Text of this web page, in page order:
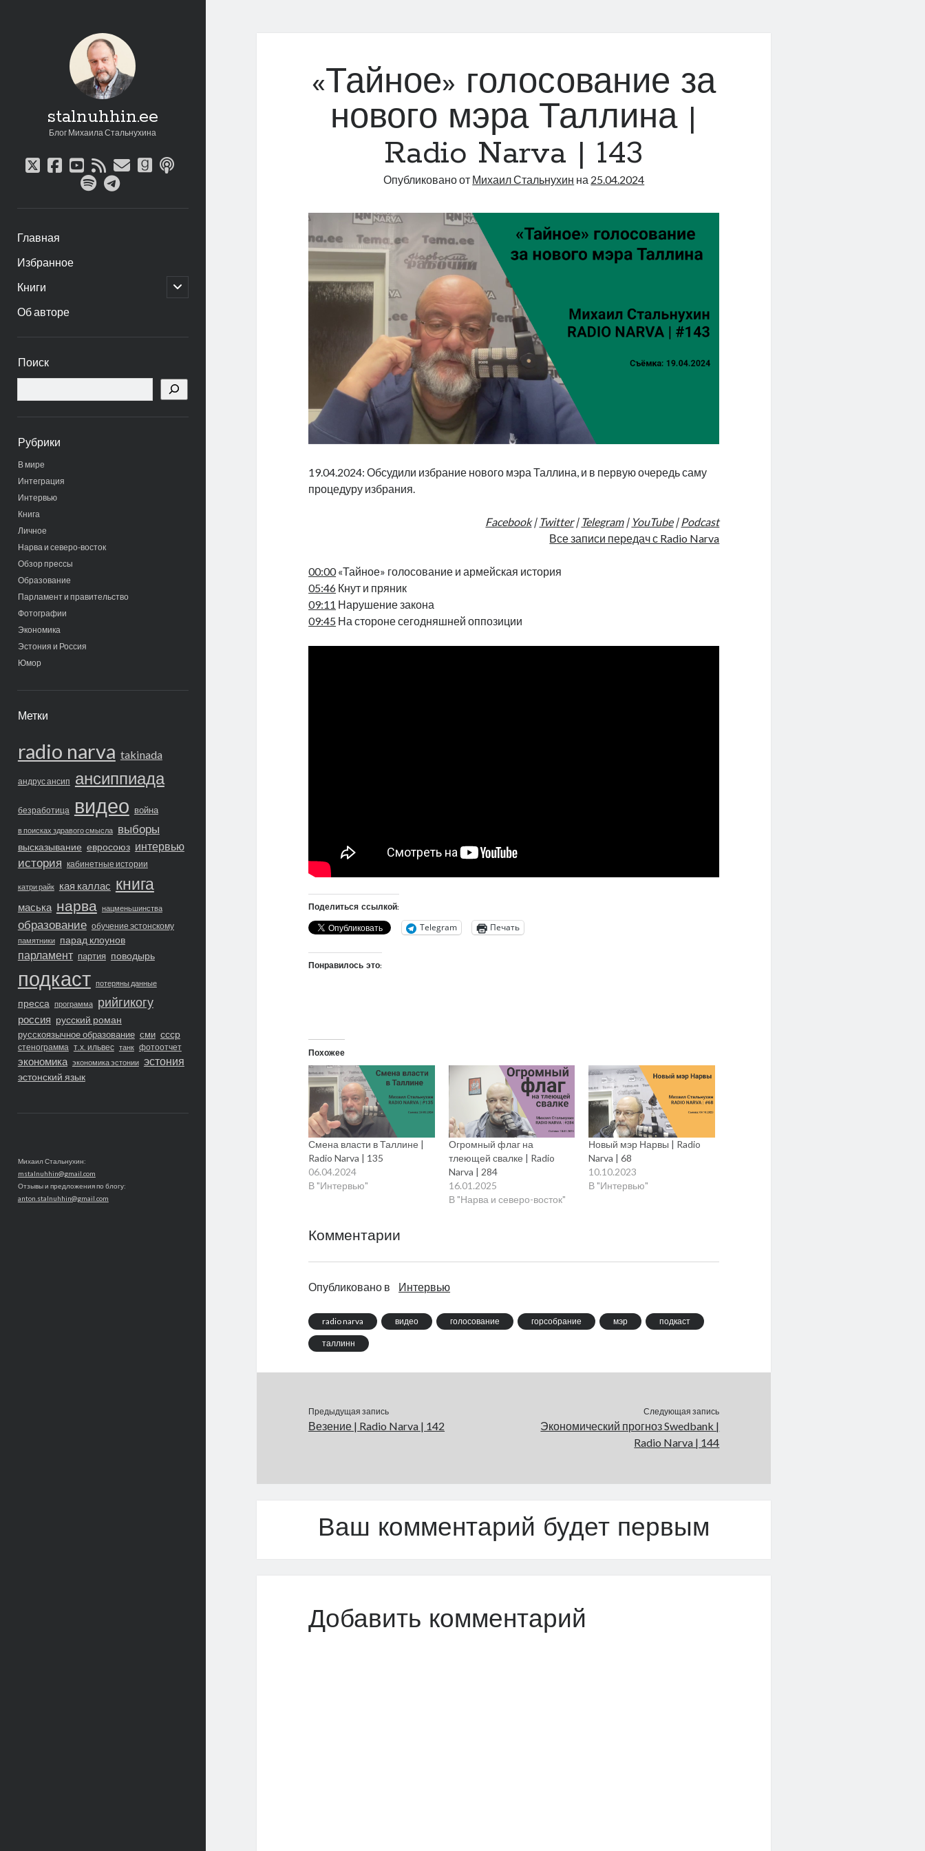
stalnuhhin.ee
Блог Михаила Стальнухина
twitter
facebook
youtube
rssemailgoodreads
podcast
spotifytelegram
Главная
Избранное
Книги
открыть
дочернее
Об авторе
панель
Поиск
Рубрики
В мире
Интеграция
Интервью
Книга
Личное
Нарва и северо-восток
Обзор прессы
Образование
Парламент и правительство
Фотографии
Экономика
Эстония и Россия
Юмор
Метки
radio narva takinada
андрус ансип ансиппиада
безработица видео война
в поисках здравого смысла выборы
высказывание евросоюз интервью
история кабинетные истории
катри райк кая каллас книга
маська нарва нацменьшинства
образование обучение эстонскому
памятники парад клоунов
парламент партия поводырь
подкаст потеряны данные
пресса программа рийгикогу
россия русский роман
русскоязычное образование сми ссср
стенограмма т.х. ильвес танк фотоотчет
экономика экономика эстонии эстония
эстонский язык
Михаил Стальнухин:
mstalnuhhin@gmail.com
Отзывы и предложения по блогу:
anton.stalnuhhin@gmail.com
«Тайное» голосование за
нового мэра Таллина |
Radio Narva | 143
Опубликовано от Михаил Стальнухин на 25.04.2024
19.04.2024: Обсудили избрание нового мэра Таллина, и в первую очередь саму
процедуру избрания.
Facebook| Twitter| Telegram| YouTube| Podcast
Все записи передач с Radio Narva
00:00«Тайное» голосование и армейская история
05:46 Кнут и пряник
09:11 Нарушение закона
09:45 На стороне сегодняшней оппозиции
Поделиться ссылкой:
Telegram Печать
Понравилось это:
Похожее
Смена власти в Таллине |
Radio Narva | 135
06.04.2024
В "Интервью"
Огромный флаг на
тлеющей свалке | Radio
Narva | 284
16.01.2025
В "Нарва и северо-восток"
Новый мэр Нарвы | Radio
Narva | 68
10.10.2023
В "Интервью"
Комментарии
Опубликовано в Интервью
radio narva видео голосование горсобрание мэр подкаст
таллинн
Предыдущая запись
Везение | Radio Narva | 142
Следующая запись
Экономический прогноз Swedbank |
Radio Narva | 144
Ваш комментарий будет первым
Добавить комментарий